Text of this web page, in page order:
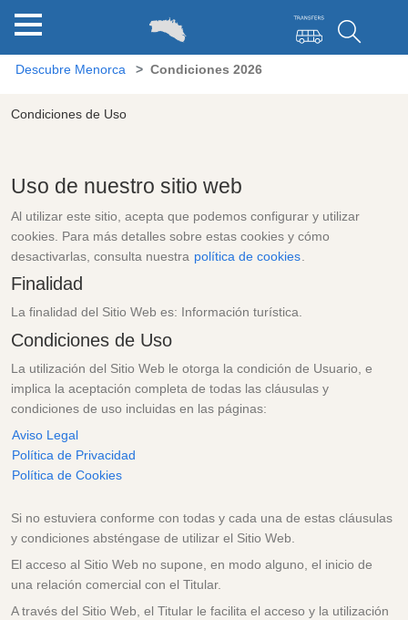
Descubre Menorca Condiciones 2026
Condiciones de Uso
Uso de nuestro sitio web
Al utilizar este sitio, acepta que podemos configurar y utilizar
cookies. Para más detalles sobre estas cookies y cómo
desactivarlas, consulta nuestra política de cookies
Finalidad
La finalidad del Sitio Web es: Información turística.
Condiciones de Uso
La utilización del Sitio Web le otorga la condición de Usuario, e
implica la aceptación completa de todas las cláusulas y
condiciones de uso incluidas en las páginas:
Aviso Legal
Política de Privacidad
Política de Cookies
Si no estuviera conforme con todas y cada una de estas cláusulas
y condiciones absténgase de utilizar el Sitio Web.
El acceso al Sitio Web no supone, en modo alguno, el inicio de
una relación comercial con el Titular.
A través del Sitio Web, el Titular le facilita el acceso y la utilización